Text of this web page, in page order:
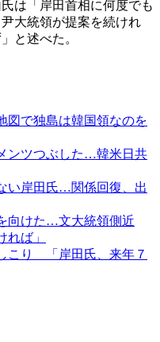
は「岸田首相に何度でも
大統領が提案を続けれ
と述べた。
図で独島は韓国領なのを
ンツつぶした…韓米日共
い岸田氏…関係回復、出
向けた…文大統領側近
れば」
こり 「岸田氏、来年７